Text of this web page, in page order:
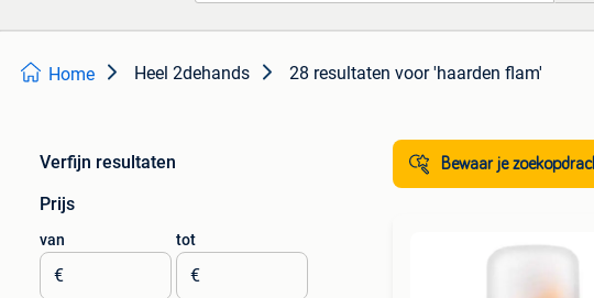
Home Heel 2dehands 28 resultaten voor 'haarden flam'
Verfijn resultaten
Prijs
van
€
tot
€
Bewaar je